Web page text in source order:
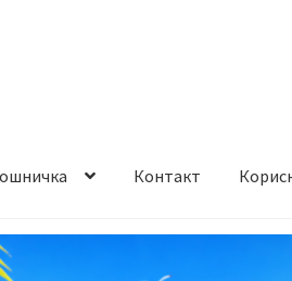
Контакт
и начин на плаќање